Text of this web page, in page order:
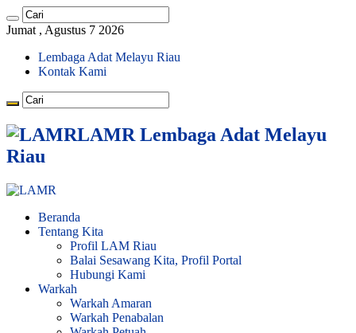
Jumat , Agustus 7 2026
Lembaga Adat Melayu Riau
Kontak Kami
LAMR Lembaga Adat Melayu
Riau
Beranda
Tentang Kita
Profil LAM Riau
Balai Sesawang Kita, Profil Portal
Hubungi Kami
Warkah
Warkah Amaran
Warkah Penabalan